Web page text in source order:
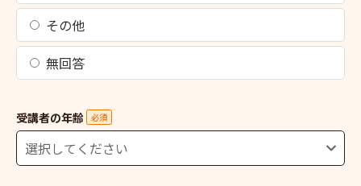
その他
無回答
受講者の年齢 必須